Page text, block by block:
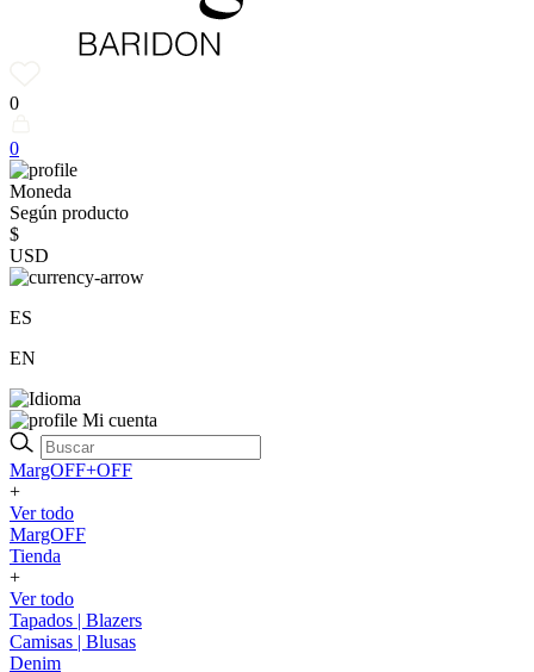
0
0
Moneda
Según producto
$
USD
ES
EN
Mi cuenta
MargOFF+OFF
+
Ver todo
MargOFF
Tienda
+
Ver todo
Tapados | Blazers
Camisas | Blusas
Denim